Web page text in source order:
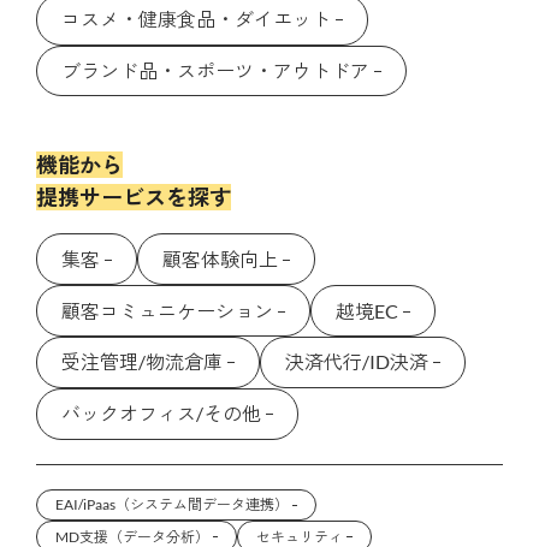
コスメ・健康食品・ダイエット
ブランド品・スポーツ・アウトドア
機能から
提携サービスを探す
集客 顧客体験向上
顧客コミュニケーション 越境EC
受注管理/物流倉庫 決済代行/ID決済
バックオフィス/その他
EAI/iPaas（システム間データ連携）
MD支援（データ分析）
セキュリティ